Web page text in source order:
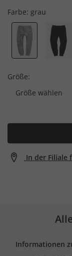
Farbe: grau
Größe:
Größe wählen
In der Filiale
Informationen